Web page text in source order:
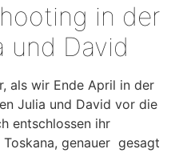
in der
und David
als wir Ende April in der
Julia und David vor die
entschlossen ihr
genauer gesagt